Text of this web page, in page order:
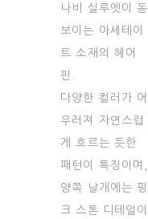
나비 실루엣이 돋
보이는 아세테이
트 소재의 헤어
핀.
다양한 컬러가 어
우러져 자연스럽
게 흐르는 듯한
패턴이 특징이며,
양쪽 날개에는 핑
크 스톤 디테일이